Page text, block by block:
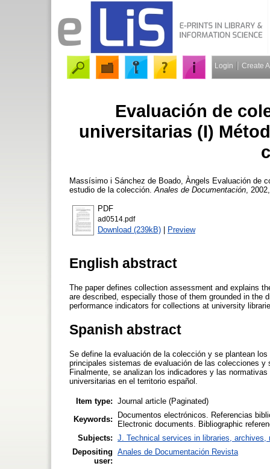
Login Create
Evaluación de
universitarias (I)
Massísimo i Sánchez de Boado, Àngels Evaluación de
estudio de la colección. Anales de Documentación ,
PDF
ad0514.pdf
Download (239kB) | Preview
English abstract
The paper defines collection assessment and explains
are described, especially those of them grounded in the
performance indicators for collections at university
Spanish abstract
Se define la evaluación de la colección y se plantean
principales sistemas de evaluación de las colecciones
Finalmente, se analizan los indicadores y las
universitarias en el territorio español.
Item type: Journal article (Paginated)
Keywords:
Documentos electrónicos. Referencias
Electronic documents. Bibliographic
Subjects: J. Technical services in libraries, archives,
Depositing
user:
Anales de Documentación Revista